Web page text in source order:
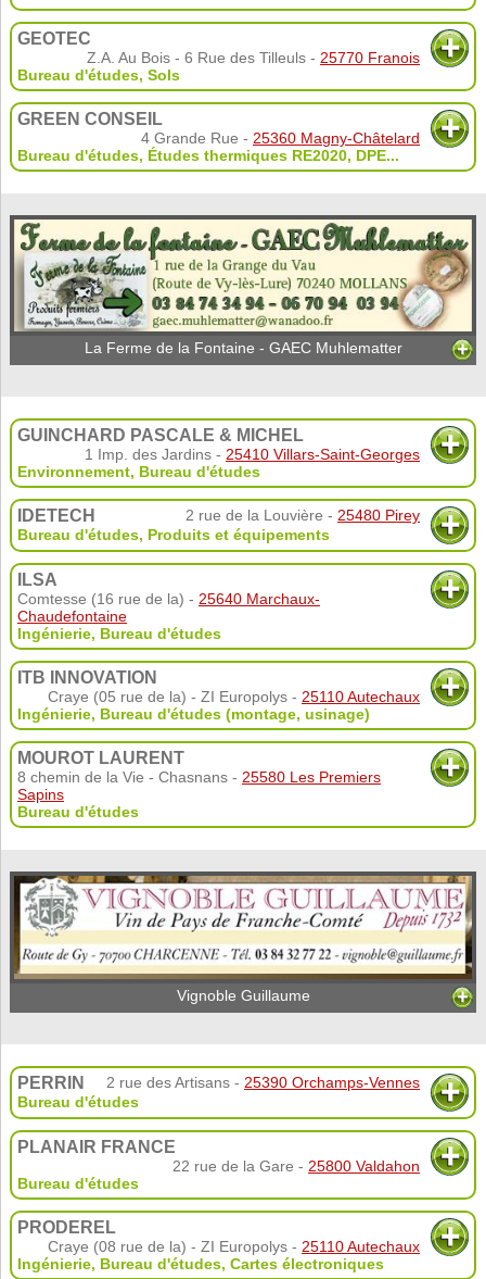
GEOTEC
Z.A. Au Bois - 6 Rue des Tilleuls - 25770 Franois
Bureau d'études, Sols
GREEN CONSEIL
4 Grande Rue - 25360 Magny-Châtelard
Bureau d'études, Études thermiques RE2020, DPE...
La Ferme de la Fontaine - GAEC Muhlematter
GUINCHARD PASCALE & MICHEL
1 Imp. des Jardins - 25410 Villars-Saint-Georges
Environnement, Bureau d'études
IDETECH 2 rue de la Louvière - 25480 Pirey
Bureau d'études, Produits et équipements
ILSA
Comtesse (16 rue de la) - 25640 Marchaux-
Chaudefontaine
Ingénierie, Bureau d'études
ITB INNOVATION
Craye (05 rue de la) - ZI Europolys - 25110 Autechaux
Ingénierie, Bureau d'études (montage, usinage)
MOUROT LAURENT
8 chemin de la Vie - Chasnans - 25580 Les Premiers
Sapins
Bureau d'études
Vignoble Guillaume
PERRIN 2 rue des Artisans - 25390 Orchamps-Vennes
Bureau d'études
PLANAIR FRANCE
22 rue de la Gare - 25800 Valdahon
Bureau d'études
PRODEREL
Craye (08 rue de la) - ZI Europolys - 25110 Autechaux
Ingénierie, Bureau d'études, Cartes électroniques